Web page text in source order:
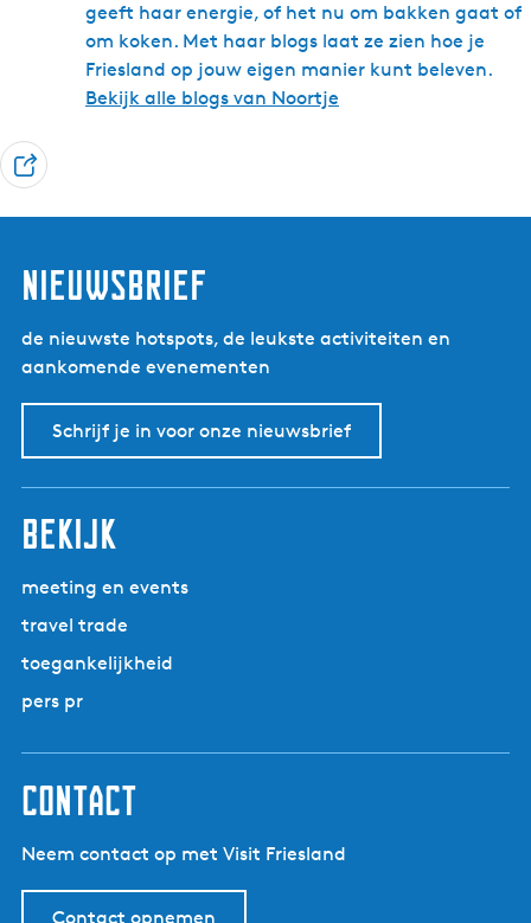
geeft haar energie, of het nu om bakken gaat of
om koken. Met haar blogs laat ze zien hoe je
Friesland op jouw eigen manier kunt beleven.
Bekijk alle blogs van Noortje
D
nieuwsbrief
de nieuwste hotspots, de leukste activiteiten en
aankomende evenementen
Schrijf je in voor onze nieuwsbrief
bekijk
meeting en events
travel trade
toegankelijkheid
pers pr
contact
Neem contact op met Visit Friesland
Contact opnemen